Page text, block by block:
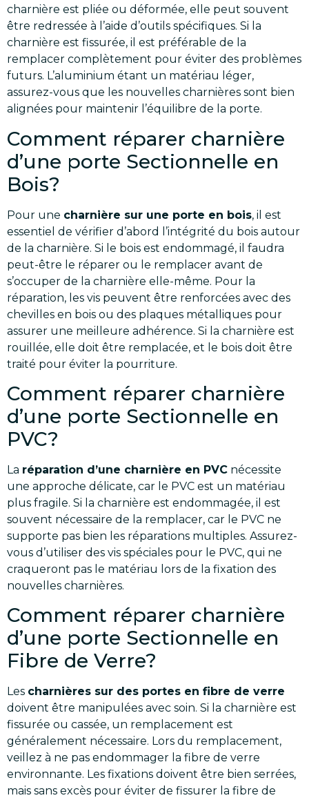
charnière est pliée ou déformée, elle peut souvent
être redressée à l’aide d’outils spécifiques. Si la
charnière est fissurée, il est préférable de la
remplacer complètement pour éviter des problèmes
futurs. L’aluminium étant un matériau léger,
assurez-vous que les nouvelles charnières sont bien
alignées pour maintenir l’équilibre de la porte.
Comment réparer charnière
d’une porte Sectionnelle en
Bois?
Pour une charnière sur une porte en bois, il est
essentiel de vérifier d’abord l’intégrité du bois autour
de la charnière. Si le bois est endommagé, il faudra
peut-être le réparer ou le remplacer avant de
s’occuper de la charnière elle-même. Pour la
réparation, les vis peuvent être renforcées avec des
chevilles en bois ou des plaques métalliques pour
assurer une meilleure adhérence. Si la charnière est
rouillée, elle doit être remplacée, et le bois doit être
traité pour éviter la pourriture.
Comment réparer charnière
d’une porte Sectionnelle en
PVC?
La réparation d’une charnière en PVC nécessite
une approche délicate, car le PVC est un matériau
plus fragile. Si la charnière est endommagée, il est
souvent nécessaire de la remplacer, car le PVC ne
supporte pas bien les réparations multiples. Assurez-
vous d’utiliser des vis spéciales pour le PVC, qui ne
craqueront pas le matériau lors de la fixation des
nouvelles charnières.
Comment réparer charnière
d’une porte Sectionnelle en
Fibre de Verre?
Les charnières sur des portes en fibre de verre
doivent être manipulées avec soin. Si la charnière est
fissurée ou cassée, un remplacement est
généralement nécessaire. Lors du remplacement,
veillez à ne pas endommager la fibre de verre
environnante. Les fixations doivent être bien serrées,
mais sans excès pour éviter de fissurer la fibre de